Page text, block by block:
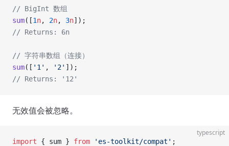
// BigInt 数组
sum([1n, 2n, 3n]);
// Returns: 6n
// 字符串数组（连接）
sum([ '1' , '2' ]);
// Returns: '12'
无效值会被忽略。
typescript
import { sum } from 'es-toolkit/compat' ;